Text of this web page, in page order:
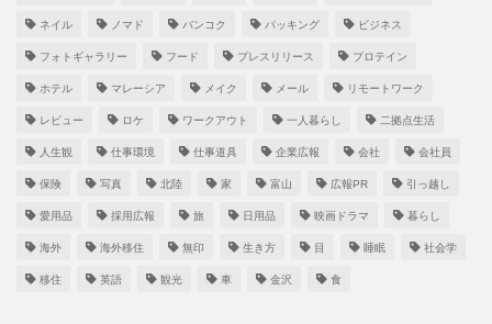
ネイル ノマド バンコク パッキング ビジネス
フォトギャラリー フード プレスリリース プロテイン
ホテル マレーシア メイク メール リモートワーク
レビュー ロケ ワークアウト 一人暮らし 二拠点生活
人生観 仕事環境 仕事道具 企業広報 会社 会社員
保険 写真 北陸 家 富山 広報PR 引っ越し
愛用品 採用広報 旅 日用品 映画ドラマ 暮らし
海外 海外移住 無印 生き方 目 睡眠 社会学
移住 英語 観光 車 金沢 食